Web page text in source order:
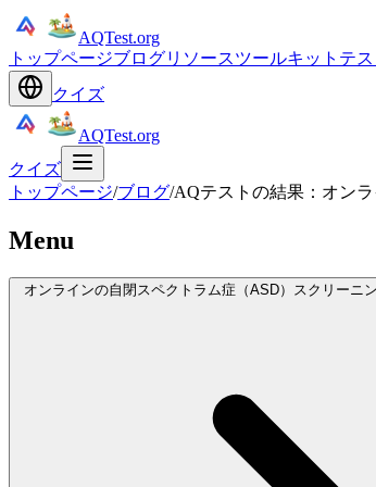
AQTest.org
トップページブログリソースツールキット テス
クイズ
AQTest.org
クイズ
トップページ/ブログ/AQテストの結果：オン
Menu
オンラインの自閉スペクトラム症（ASD）スクリーニ